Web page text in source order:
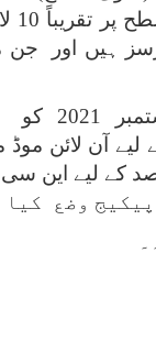
نشٹھا سوئم
آن لائن موڈ
مقصد کے